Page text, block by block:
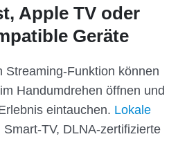
Apple TV oder
Geräte
Streaming-Funktion können
Handumdrehen öffnen und
eintauchen. Lokale
Smart-TV, DLNA-zertifizierte